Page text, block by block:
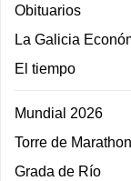
Obituarios
La Galicia
El tiempo
Mundial 2026
Torre de Marathon
Grada de Río